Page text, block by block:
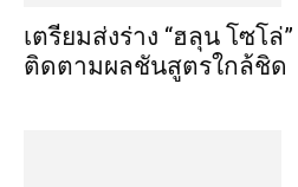
เตรียมส่งร่าง “ฮลุน โซโล่
ติดตามผลชันสูตรใกล้ชิด